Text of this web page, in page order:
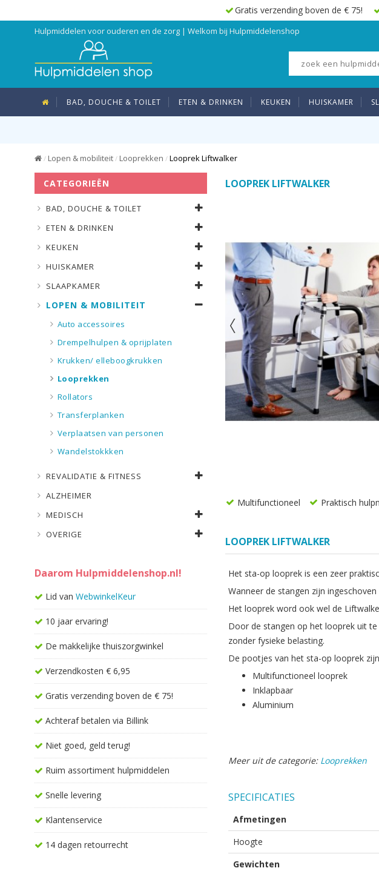
Gratis verzending boven de € 75!
Hulpmiddelen voor ouderen en de zorg | Welkom bij Hulpmiddelenshop
BAD, DOUCHE & TOILET ETEN & DRINKEN KEUKEN HUISKAMER
/ Lopen & mobiliteit / Looprekken / Looprek Liftwalker
LOOPREK LIFTWALKER
Multifunctioneel Praktisch
LOOPREK LIFTWALKER
Het sta-op looprek is een zeer
Wanneer de stangen zijn
Het looprek word ook wel de
Door de stangen op het looprek uit
zonder fysieke belasting.
De pootjes van het sta-op looprek
Multifunctioneel looprek
Inklapbaar
Aluminium
Meer uit de categorie: Looprekken
SPECIFICATIES
Afmetingen
Hoogte
Gewichten
CATEGORIEËN
BAD, DOUCHE & TOILET
ETEN & DRINKEN
KEUKEN
HUISKAMER
SLAAPKAMER
LOPEN & MOBILITEIT
Auto accessoires
Drempelhulpen & oprijplaten
Krukken/ elleboogkrukken
Looprekken
Rollators
Transferplanken
Verplaatsen van personen
Wandelstokkken
REVALIDATIE & FITNESS
ALZHEIMER
MEDISCH
OVERIGE
Daarom Hulpmiddelenshop.nl!
Lid vanWebwinkelKeur
10 jaar ervaring!
De makkelijke thuiszorgwinkel
Verzendkosten € 6,95
Gratis verzending boven de € 75!
Achteraf betalen via Billink
Niet goed, geld terug!
Ruim assortiment hulpmiddelen
Snelle levering
Klantenservice
14 dagen retourrecht